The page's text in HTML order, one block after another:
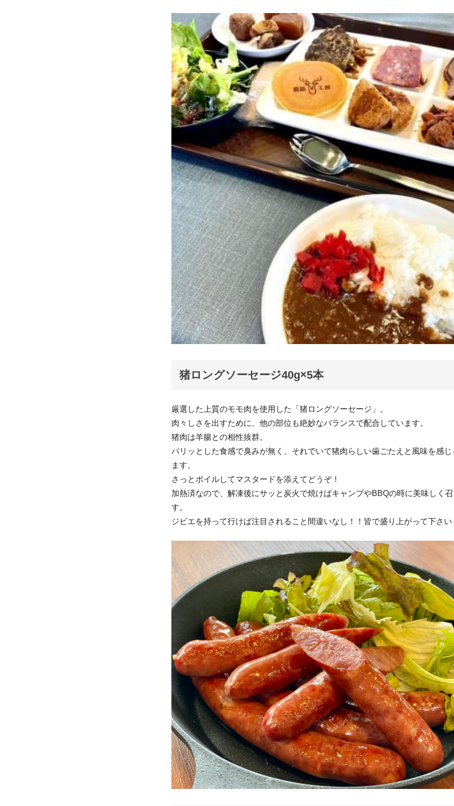
猪ロングソーセージ40g×5本
厳選した上質のモモ肉を使用した「猪ロングソーセージ」。
肉々しさを出すために、他の部位も絶妙なバランスで配合しています。
猪肉は羊腸との相性抜群。
パリッとした食感で臭みが無く、それでいて猪肉らしい歯ごたえと風味を感
ます。
さっとボイルしてマスタードを添えてどうぞ！
加熱済なので、解凍後にサッと炭火で焼けばキャンプやBBQの時に美味しく召
す。
ジビエを持って行けば注目されること間違いなし！！皆で盛り上がって下さい